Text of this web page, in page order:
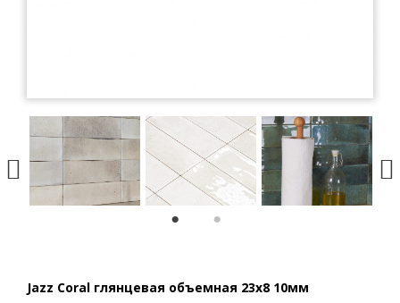
Jazz Coral глянцевая объемная 23x8 10мм